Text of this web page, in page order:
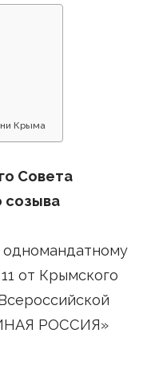
Крыма
Совета
созыва
от Крымского
РОССИЯ»